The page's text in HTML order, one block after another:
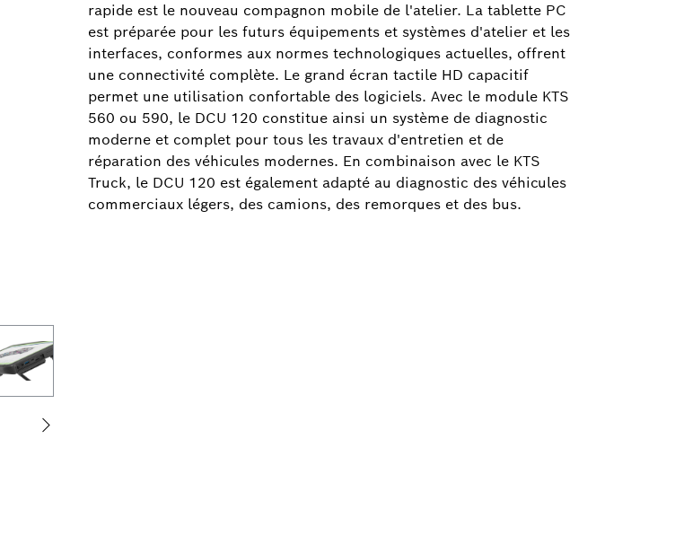
rapide est le nouveau compagnon mobile de l'atelier. La tablette PC
est préparée pour les futurs équipements et systèmes d'atelier et les
interfaces, conformes aux normes technologiques actuelles, offrent
une connectivité complète. Le grand écran tactile HD capacitif
permet une utilisation confortable des logiciels. Avec le module KTS
560 ou 590, le DCU 120 constitue ainsi un système de diagnostic
moderne et complet pour tous les travaux d'entretien et de
réparation des véhicules modernes. En combinaison avec le KTS
Truck, le DCU 120 est également adapté au diagnostic des véhicules
commerciaux légers, des camions, des remorques et des bus.